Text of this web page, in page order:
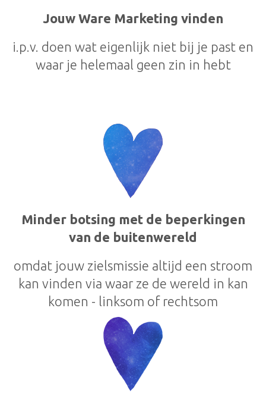
Jouw Ware Marketing vinden
i.p.v. doen wat eigenlijk niet bij je past en
waar je helemaal geen zin in hebt
Minder botsing met de beperkingen
van de buitenwereld
omdat jouw zielsmissie altijd een stroom
kan vinden via waar ze de wereld in kan
komen - linksom of rechtsom